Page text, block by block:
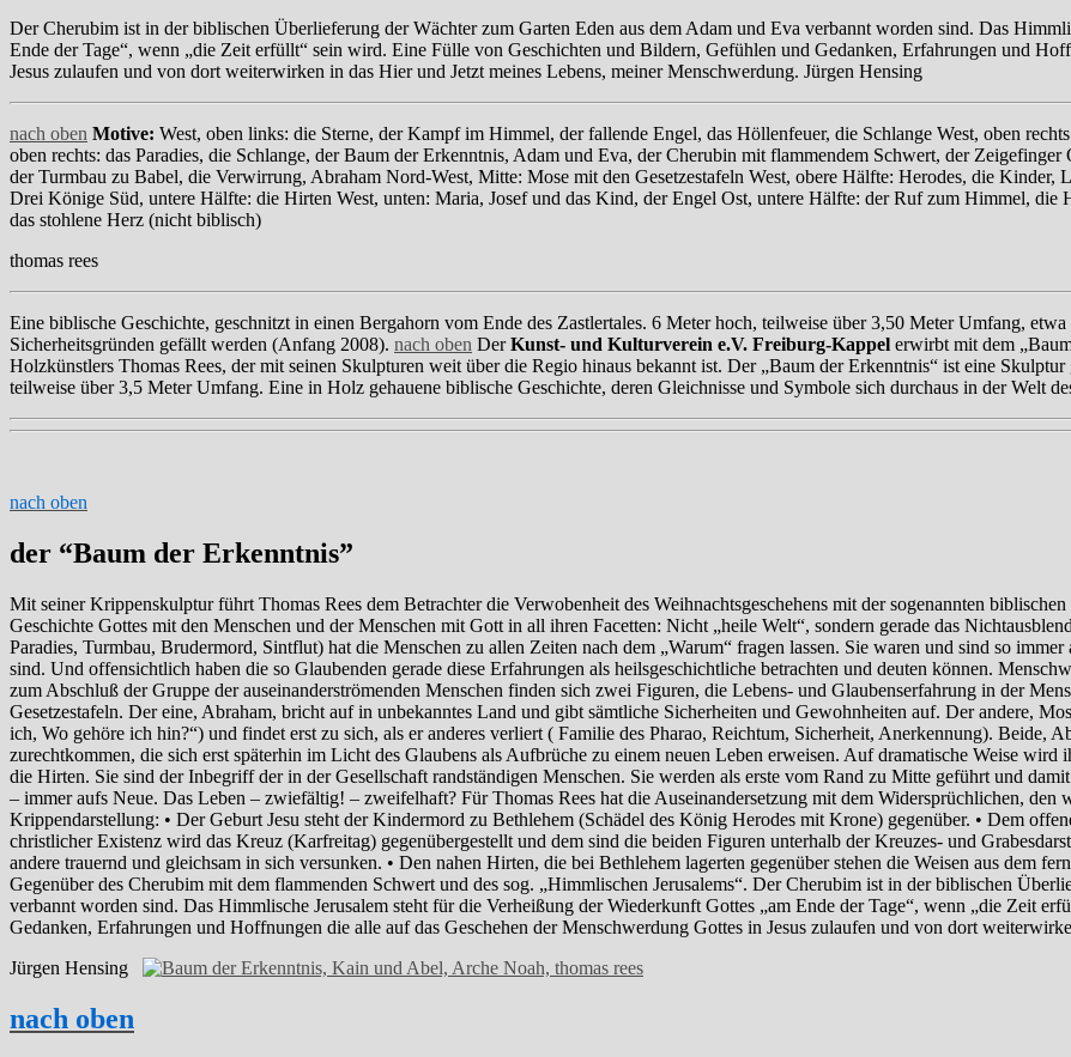
Der Cherubim ist in der biblischen Überlieferung der Wächter zum Garten Eden aus dem Adam und Eva verbannt worden sind. Das
Ende der Tage“, wenn „die Zeit erfüllt“ sein wird. Eine Fülle von Geschichten und Bildern, Gefühlen und Gedanken, Erfahrungen und
Jesus zulaufen und von dort weiterwirken in das Hier und Jetzt meines Lebens, meiner Menschwerdung. Jürgen Hensing
nach oben Motive: West, oben links: die Sterne, der Kampf im Himmel, der fallende Engel, das Höllenfeuer, die Schlange West, oben
oben rechts: das Paradies, die Schlange, der Baum der Erkenntnis, Adam und Eva, der Cherubin mit flammendem Schwert, der
der Turmbau zu Babel, die Verwirrung, Abraham Nord-West, Mitte: Mose mit den Gesetzestafeln West, obere Hälfte: Herodes, die
Drei Könige Süd, untere Hälfte: die Hirten West, unten: Maria, Josef und das Kind, der Engel Ost, untere Hälfte: der Ruf zum Himmel, die
das stohlene Herz (nicht biblisch)
thomas rees
Eine biblische Geschichte, geschnitzt in einen Bergahorn vom Ende des Zastlertales. 6 Meter hoch, teilweise über 3,50 Meter Umfang,
Sicherheitsgründen gefällt werden (Anfang 2008). nach oben DerKunst- und Kulturverein e.V. Freiburg-Kappel erwirbt mit dem
Holzkünstlers Thomas Rees, der mit seinen Skulpturen weit über die Regio hinaus bekannt ist. Der „Baum der Erkenntnis“ ist eine
teilweise über 3,5 Meter Umfang. Eine in Holz gehauene biblische Geschichte, deren Gleichnisse und Symbole sich durchaus in der Welt
nach oben
der “Baum der Erkenntnis”
Mit seiner Krippenskulptur führt Thomas Rees dem Betrachter die Verwobenheit des Weihnachtsgeschehens mit der sogenannten
Geschichte Gottes mit den Menschen und der Menschen mit Gott in all ihren Facetten: Nicht „heile Welt“, sondern gerade das
Paradies, Turmbau, Brudermord, Sintflut) hat die Menschen zu allen Zeiten nach dem „Warum“ fragen lassen. Sie waren und sind so
sind. Und offensichtlich haben die so Glaubenden gerade diese Erfahrungen als heilsgeschichtliche betrachten und deuten können.
zum Abschluß der Gruppe der auseinanderströmenden Menschen finden sich zwei Figuren, die Lebens- und Glaubenserfahrung in der
Gesetzestafeln. Der eine, Abraham, bricht auf in unbekanntes Land und gibt sämtliche Sicherheiten und Gewohnheiten auf. Der andere,
ich, Wo gehöre ich hin?“) und findet erst zu sich, als er anderes verliert ( Familie des Pharao, Reichtum, Sicherheit, Anerkennung). Beide,
zurechtkommen, die sich erst späterhin im Licht des Glaubens als Aufbrüche zu einem neuen Leben erweisen. Auf dramatische Weise wird
die Hirten. Sie sind der Inbegriff der in der Gesellschaft randständigen Menschen. Sie werden als erste vom Rand zu Mitte geführt und
– immer aufs Neue. Das Leben – zwiefältig! – zweifelhaft? Für Thomas Rees hat die Auseinandersetzung mit dem Widersprüchlichen, den
Krippendarstellung: • Der Geburt Jesu steht der Kindermord zu Bethlehem (Schädel des König Herodes mit Krone) gegenüber. • Dem
christlicher Existenz wird das Kreuz (Karfreitag) gegenübergestellt und dem sind die beiden Figuren unterhalb der Kreuzes- und
andere trauernd und gleichsam in sich versunken. • Den nahen Hirten, die bei Bethlehem lagerten gegenüber stehen die Weisen aus dem
Gegenüber des Cherubim mit dem flammenden Schwert und des sog. „Himmlischen Jerusalems“. Der Cherubim ist in der biblischen
verbannt worden sind. Das Himmlische Jerusalem steht für die Verheißung der Wiederkunft Gottes „am Ende der Tage“, wenn „die Zeit
Gedanken, Erfahrungen und Hoffnungen die alle auf das Geschehen der Menschwerdung Gottes in Jesus zulaufen und von dort
Jürgen Hensing
nach oben